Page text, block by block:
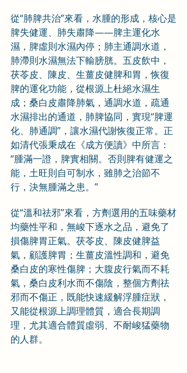
從“肺脾共治”來看，水腫的形成，核心是
脾失健運、肺失肅降——脾主運化水
濕，脾虛則水濕內停；肺主通調水道，
肺滯則水濕無法下輸膀胱。五皮飲中，
茯苓皮、陳皮、生薑皮健脾和胃，恢復
脾的運化功能，從根源上杜絕水濕生
成；桑白皮肅降肺氣，通調水道，疏通
水濕排出的通道，肺脾協同，實現“脾運
化、肺通調”，讓水濕代謝恢復正常。正
如清代張秉成在《成方便讀》中所言：
“腫滿一證，脾實相關。否則脾有健運之
能，土旺則自可制水，雖肺之治節不
行，決無腫滿之患。”
從“溫和祛邪”來看，方劑選用的五味藥材
均藥性平和，無峻下逐水之品，避免了
損傷脾胃正氣。茯苓皮、陳皮健脾益
氣，顧護脾胃；生薑皮溫性調和，避免
桑白皮的寒性傷脾；大腹皮行氣而不耗
氣，桑白皮利水而不傷陰，整個方劑祛
邪而不傷正，既能快速緩解浮腫症狀，
又能從根源上調理體質，適合長期調
理，尤其適合體質虛弱、不耐峻猛藥物
的人群。